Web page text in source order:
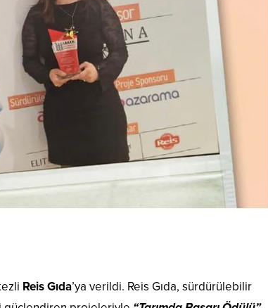
Reis Gıda’ya verildi. Reis Gıda, sürdürülebilir